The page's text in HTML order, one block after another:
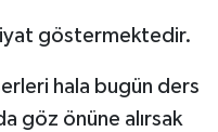
göstermektedir.
hala bugün ders
göz önüne alırsak